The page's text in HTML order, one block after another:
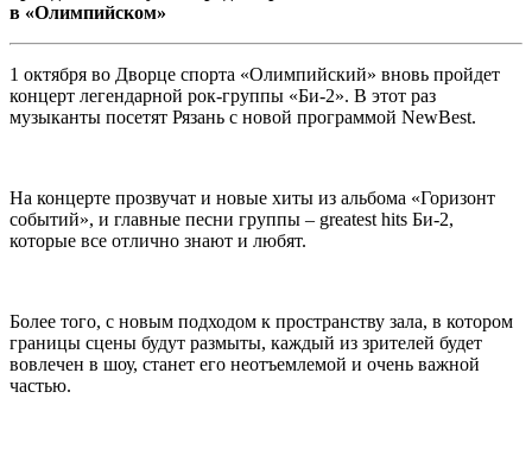
в «Олимпийском»
1 октября во Дворце спорта «Олимпийский» вновь пройдет
концерт легендарной рок-группы «Би-2». В этот раз
музыканты посетят Рязань с новой программой NewBest.
На концерте прозвучат и новые хиты из альбома «Горизонт
событий», и главные песни группы – greatest hits Би-2,
которые все отлично знают и любят.
Более того, с новым подходом к пространству зала, в котором
границы сцены будут размыты, каждый из зрителей будет
вовлечен в шоу, станет его неотъемлемой и очень важной
частью.